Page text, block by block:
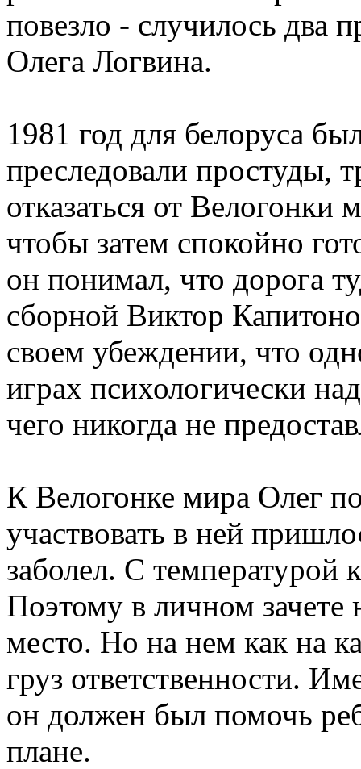
повезло - случилось два
Олега Логвина.
1981 год для белоруса
преследовали простуды,
отказаться от
чтобы затем спокойно
он понимал, что дорога
сборной Виктор
своем убеждении, что
играх психологически
чего никогда не
К Велогонке мира Олег
участвовать в ней
заболел. С температурой
Поэтому в личном зачете
место. Но на нем как на
груз ответственности.
он должен был помочь
плане.